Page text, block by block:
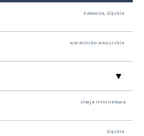
Katowice, śląskie
warmińsko-mazurskie
stacja internetowa
śląskie